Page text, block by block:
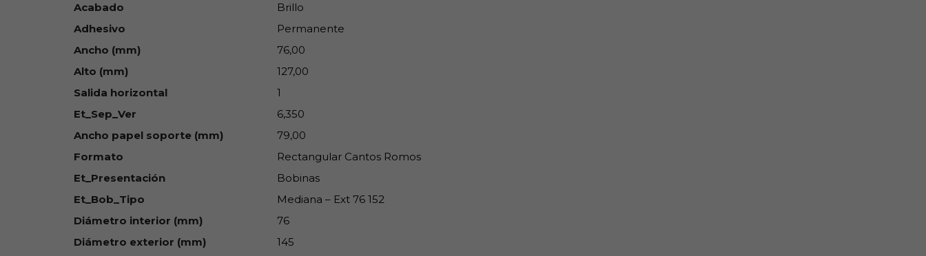
Acabado
Brillo
Adhesivo
Permanente
Ancho (mm)
76,00
Alto (mm)
127,00
Salida horizontal
1
Et_Sep_Ver
6,350
Ancho papel soporte (mm)
79,00
Formato
Rectangular Cantos Romos
Et_Presentación
Bobinas
Et_Bob_Tipo
Mediana – Ext 76 152
Diámetro interior (mm)
76
Diámetro exterior (mm)
145